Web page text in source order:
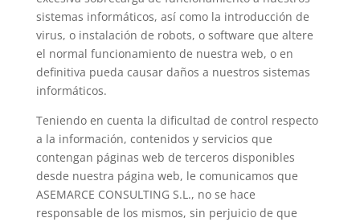
sistemas informáticos, así como la introducción de
virus, o instalación de robots, o software que altere
el normal funcionamiento de nuestra web, o en
definitiva pueda causar daños a nuestros sistemas
informáticos.
Teniendo en cuenta la dificultad de control respecto
a la información, contenidos y servicios que
contengan páginas web de terceros disponibles
desde nuestra página web, le comunicamos que
ASEMARCE CONSULTING S.L., no se hace
responsable de los mismos, sin perjuicio de que